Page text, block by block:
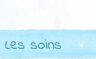
Les soins